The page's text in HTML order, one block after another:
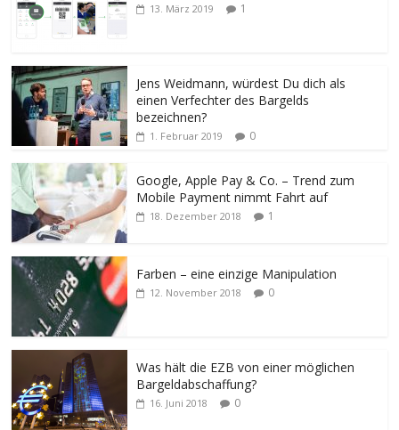
13. März 2019 1
Jens Weidmann, würdest Du dich als
einen Verfechter des Bargelds
bezeichnen?
1. Februar 2019 0
Google, Apple Pay & Co. – Trend zum
Mobile Payment nimmt Fahrt auf
18. Dezember 2018 1
Farben – eine einzige Manipulation
12. November 2018 0
Was hält die EZB von einer möglichen
Bargeldabschaffung?
16. Juni 2018 0